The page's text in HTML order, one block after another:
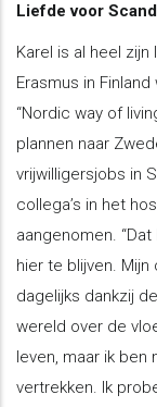
Liefde voor
Karel is al heel zijn
Erasmus in
“Nordic way of
plannen naar
vrijwilligersjobs in
collega’s in het
aangenomen.
hier te blijven. Mijn
dagelijks dankzij
wereld over de
leven, maar ik ben
vertrekken. Ik